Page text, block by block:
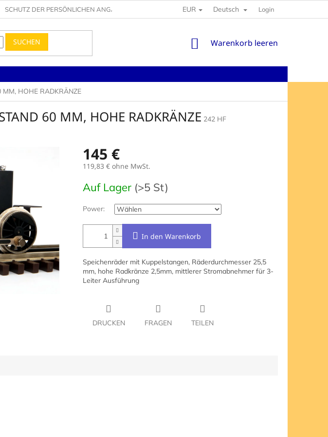
SCHUTZ DER PERSÖNLICHEN ANGABEN EUR Deutsch Login
SUCHEN WARENKORB
Warenkorb leeren
MM, HOHE RADKRÄNZE
60 MM, HOHE RADKRÄNZE 242 HF
145 €
119,83 €ohne MwSt.
Auf Lager (>5 St)
Power:
In den Warenkorb
Speichenräder mit Kuppelstangen, Räderdurchmesser 25,5
mm, hohe Radkränze 2,5mm, mittlerer Stromabnehmer für 3-
Leiter Ausführung
DRUCKEN FRAGEN TEILEN